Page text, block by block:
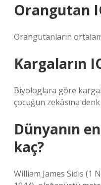
Orangutan
Orangutanların
Kargaların
Biyologlara göre
çocuğun zekâsına
Dünyanın
kaç?
William James Sidis (1